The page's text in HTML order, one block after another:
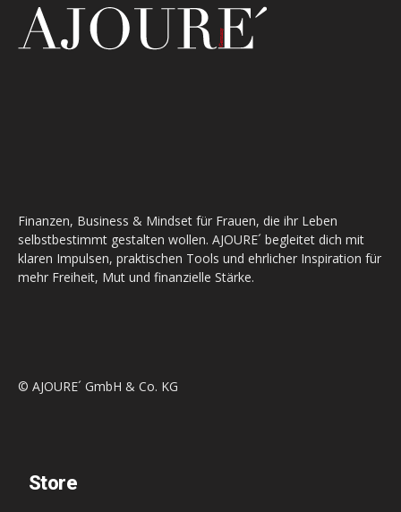
Finanzen, Business & Mindset für Frauen, die ihr Leben
selbstbestimmt gestalten wollen. AJOURE´ begleitet dich mit
klaren Impulsen, praktischen Tools und ehrlicher Inspiration für
mehr Freiheit, Mut und finanzielle Stärke.
© AJOURE´ GmbH & Co. KG
Store